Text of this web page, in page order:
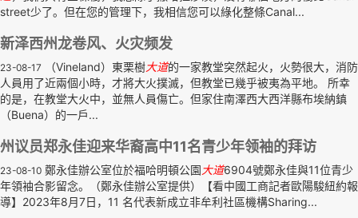
street少了。但在您的管理下，我相信您可以綠化整條Canal...
新泽西州龙卷风、火灾频发
23-08-17 （Vineland）東栗樹大道的一家教堂突然起火，火勢很大，消防
人員用了近兩個小時，才將大火撲滅，但教堂已幾乎被夷為平地。 所幸
的是，在教堂大火中，並無人員傷亡。但家住南澤西大西洋縣布埃納鎮
（Buena）的一戶...
州议员郑永佳迎来华裔高中11名青少年领袖的拜访
23-08-10 鄭永佳辦公室位於福哈明頓公園大道6904號鄭永佳與11位青少
年領袖合影留念。（鄭永佳辦公室提供）【看中國工商記者歐陽駿紐約報
導】2023年8月7日，11 名代表新成立非牟利社區機構Sharing...